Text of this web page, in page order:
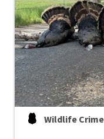
Wildlife Crime